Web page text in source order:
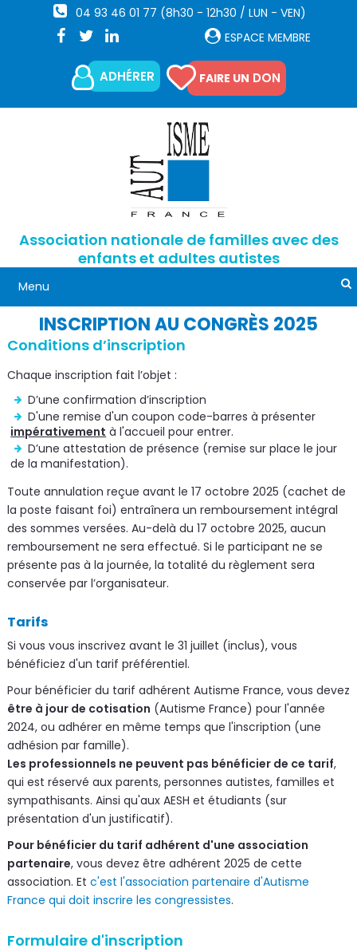
04 93 46 01 77 (8h30 - 12h30 / LUN - VEN)
ESPACE MEMBRE
ADHÉRER FAIRE UN DON
Association nationale de familles avec des
enfants et adultes autistes
INSCRIPTION AU CONGRÈS 2025
Conditions d’inscription
Chaque inscription fait l’objet :
D’une confirmation d’inscription
D'une remise d'un coupon code-barres à présenter
impérativement à l'accueil pour entrer.
D’une attestation de présence (remise sur place le jour
de la manifestation).
Toute annulation reçue avant le 17 octobre 2025 (cachet de
la poste faisant foi) entraînera un remboursement intégral
des sommes versées. Au-delà du 17 octobre 2025, aucun
remboursement ne sera effectué. Si le participant ne se
présente pas à la journée, la totalité du règlement sera
conservée par l’organisateur.
Tarifs
Si vous vous inscrivez avant le 31 juillet (inclus), vous
bénéficiez d'un tarif préférentiel.
Pour bénéficier du tarif adhérent Autisme France, vous devez
être à jour de cotisation (Autisme France) pour l'année
2024, ou adhérer en même temps que l'inscription (une
adhésion par famille).
Les professionnels ne peuvent pas bénéficier de ce tarif,
qui est réservé aux parents, personnes autistes, familles et
sympathisants. Ainsi qu'aux AESH et étudiants (sur
présentation d'un justificatif).
Pour bénéficier du tarif adhérent d'une association
partenaire, vous devez être adhérent 2025 de cette
association. Et c'est l'association partenaire d'Autisme
France qui doit inscrire les congressistes.
Formulaire d'inscription